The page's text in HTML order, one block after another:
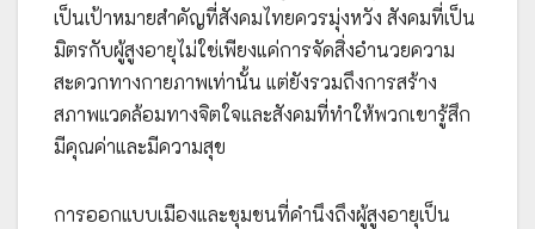
เป็นเป้าหมายสำคัญที่สังคมไทยควรมุ่งหวัง สังคมที่เป็น
มิตรกับผู้สูงอายุไม่ใช่เพียงแค่การจัดสิ่งอำนวยความ
สะดวกทางกายภาพเท่านั้น แต่ยังรวมถึงการสร้าง
สภาพแวดล้อมทางจิตใจและสังคมที่ทำให้พวกเขารู้สึก
มีคุณค่าและมีความสุข
การออกแบบเมืองและชุมชนที่คำนึงถึงผู้สูงอายุเป็น